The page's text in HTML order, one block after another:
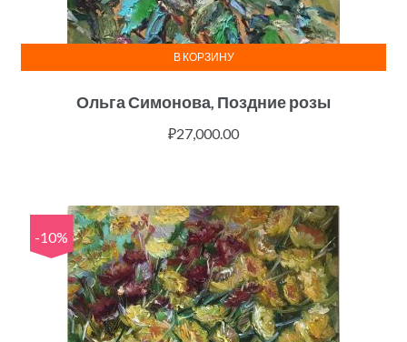
Ольга Симонова, Поздние розы
₽27,000.00
В КОРЗИНУ
-10%